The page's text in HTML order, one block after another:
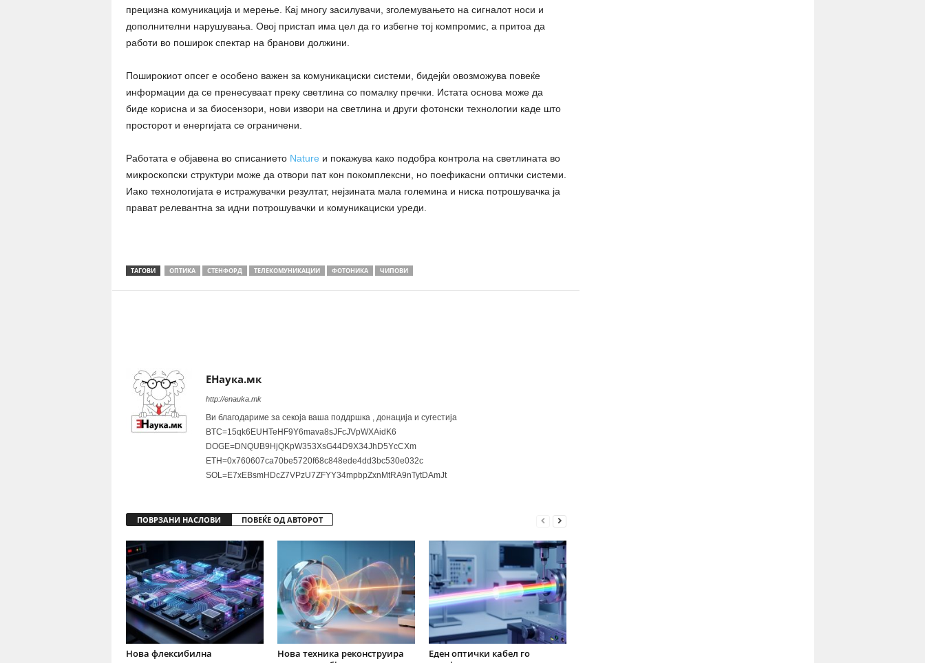
прецизна комуникација и мерење. Кај многу засилувачи, зголемувањето на сигналот носи и
дополнителни нарушувања. Овој пристап има цел да го избегне тој компромис, а притоа да
работи во поширок спектар на бранови должини.
Поширокиот опсег е особено важен за комуникациски системи, бидејќи овозможува повеќе
информации да се пренесуваат преку светлина со помалку пречки. Истата основа може да
биде корисна и за биосензори, нови извори на светлина и други фотонски технологии каде што
просторот и енергијата се ограничени.
Работата е објавена во списанието Nature и покажува како подобра контрола на светлината во
микроскопски структури може да отвори пат кон покомплексни, но поефикасни оптички системи.
Иако технологијата е истражувачки резултат, нејзината мала големина и ниска потрошувачка ја
прават релевантна за идни потрошувачки и комуникациски уреди.
ТАГОВИ ОПТИКА СТЕНФОРД ТЕЛЕКОМУНИКАЦИИ ФОТОНИКА ЧИПОВИ
ЕНаука.мк
http://enauka.mk
Ви благодариме за секоја ваша поддршка , донација и сугестија
BTC=15qk6EUHTeHF9Y6mava8sJFcJVpWXAidK6
DOGE=DNQUB9HjQKpW353XsG44D9X34JhD5YcCXm
ETH=0x760607ca70be5720f68c848ede4dd3bc530e032c
SOL=E7xEBsmHDcZ7VPzU7ZFYY34mpbpZxnMtRA9nTytDAmJt
ПОВРЗАНИ НАСЛОВИ ПОВЕЌЕ ОД АВТОРОТ
Нова флексибилна
Нова техника реконструира
Еден оптички кабел го